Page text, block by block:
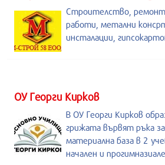
Строителство,
работи, метални
инсталации,
ОУ Георги Кирков
В ОУ Георги Кирков
грижата вървят ръка
материална база в 2
начален и